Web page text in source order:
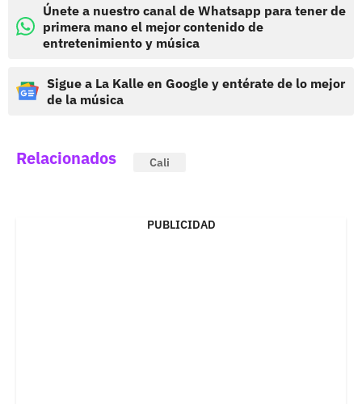
Únete a nuestro canal de Whatsapp para tener de
primera mano el mejor contenido de
entretenimiento y música
Sigue a La Kalle en Google y entérate de lo mejor
de la música
Relacionados Cali
PUBLICIDAD